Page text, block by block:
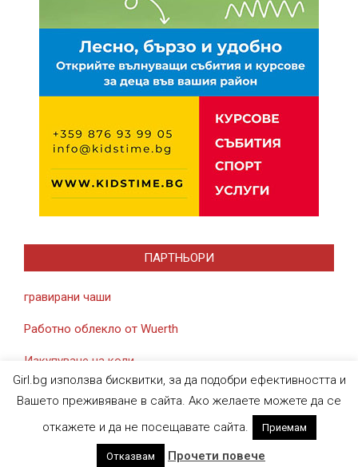
ПАРТНЬОРИ
гравирани чаши
Работно облекло от Wuerth
Изкупуване на коли
Designed usingMagazine News Byte. Powered byWordPress
Girl.bg използва бисквитки, за да подобри ефективността и
Вашето преживяване в сайта. Ако желаете можете да се
откажете и да не посещавате сайта.
Приемам
Отказвам Прочети повече